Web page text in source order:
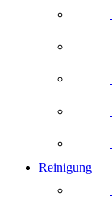
Reinigung